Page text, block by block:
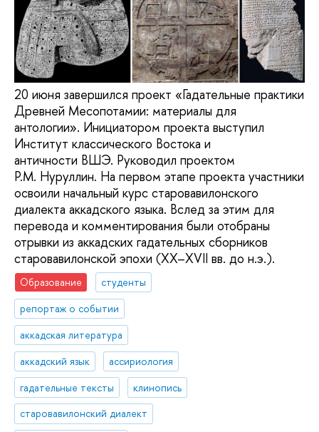
20 июня завершился проект «Гадательные практики
Древней Месопотамии: материалы для
антологии». Инициатором проекта выступил
Институт классического Востока и
античности ВШЭ. Руководил проектом
Р.М. Нуруллин. На первом этапе проекта участники
освоили начальный курс старовавилонского
диалекта аккадского языка. Вслед за этим для
перевода и комментирования были отобраны
отрывки из аккадских гадательных сборников
старовавилонской эпохи (XX–XVII вв. до н.э.).
Образование
студенты
репортаж о событии
аккадская литература
аккадский язык
ассириология
гадательные тексты
клинопись
старовавилонский диалект